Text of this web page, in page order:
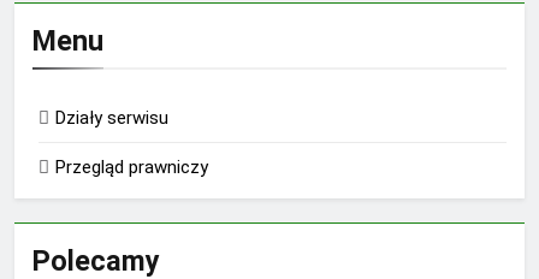
Menu
Działy serwisu
Przegląd prawniczy
Polecamy